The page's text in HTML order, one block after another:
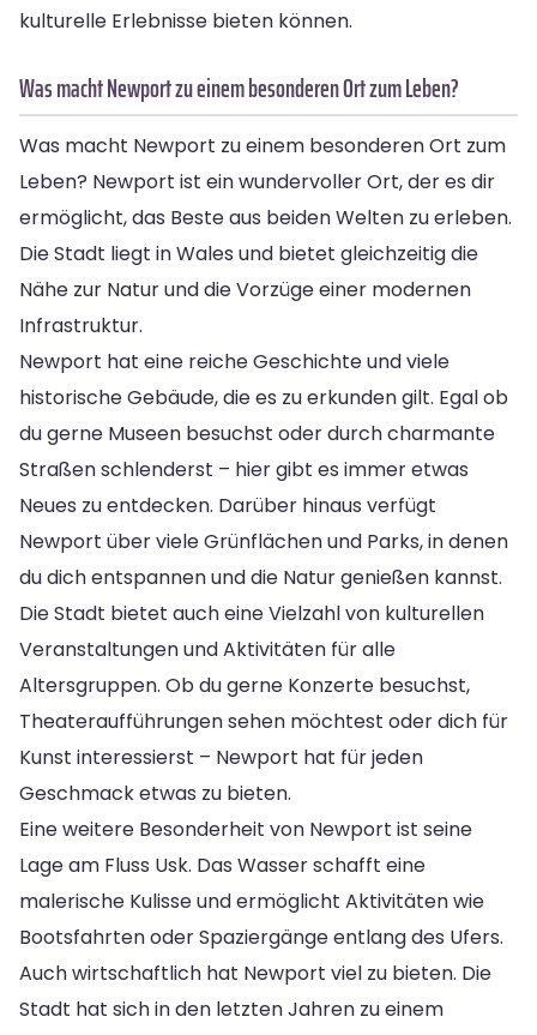
kulturelle Erlebnisse bieten können.
Was macht Newport zu einem besonderen Ort zum Leben?
Was macht Newport zu einem besonderen Ort zum
Leben? Newport ist ein wundervoller Ort, der es dir
ermöglicht, das Beste aus beiden Welten zu erleben.
Die Stadt liegt in Wales und bietet gleichzeitig die
Nähe zur Natur und die Vorzüge einer modernen
Infrastruktur.
Newport hat eine reiche Geschichte und viele
historische Gebäude, die es zu erkunden gilt. Egal ob
du gerne Museen besuchst oder durch charmante
Straßen schlenderst – hier gibt es immer etwas
Neues zu entdecken. Darüber hinaus verfügt
Newport über viele Grünflächen und Parks, in denen
du dich entspannen und die Natur genießen kannst.
Die Stadt bietet auch eine Vielzahl von kulturellen
Veranstaltungen und Aktivitäten für alle
Altersgruppen. Ob du gerne Konzerte besuchst,
Theateraufführungen sehen möchtest oder dich für
Kunst interessierst – Newport hat für jeden
Geschmack etwas zu bieten.
Eine weitere Besonderheit von Newport ist seine
Lage am Fluss Usk. Das Wasser schafft eine
malerische Kulisse und ermöglicht Aktivitäten wie
Bootsfahrten oder Spaziergänge entlang des Ufers.
Auch wirtschaftlich hat Newport viel zu bieten. Die
Stadt hat sich in den letzten Jahren zu einem